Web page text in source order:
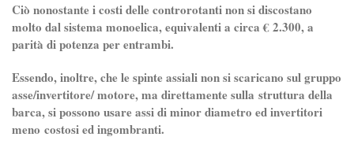
Ciò nonostante i costi delle controrotanti non si discostano
molto dal sistema monoelica, equivalenti a circa € 2.300, a
parità di potenza per entrambi.
Essendo, inoltre, che le spinte assiali non si scaricano sul gruppo
asse/invertitore/ motore, ma direttamente sulla struttura della
barca, si possono usare assi di minor diametro ed invertitori
meno costosi ed ingombranti.